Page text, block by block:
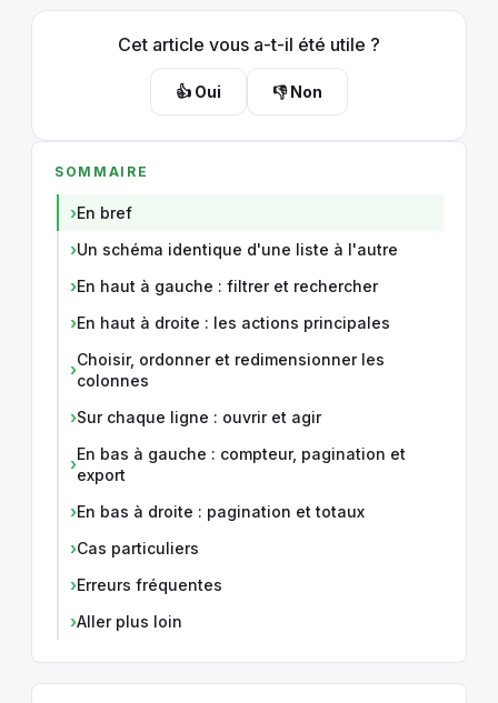
Cet article vous a-t-il été utile ?
👍 Oui 👎 Non
SOMMAIRE
En bref
Un schéma identique d'une liste à l'autre
En haut à gauche : filtrer et rechercher
En haut à droite : les actions principales
Choisir, ordonner et redimensionner les
colonnes
Sur chaque ligne : ouvrir et agir
En bas à gauche : compteur, pagination et
export
En bas à droite : pagination et totaux
Cas particuliers
Erreurs fréquentes
Aller plus loin